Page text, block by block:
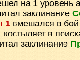
на 1 уровень
заклинание
1 вмешался в бой
костыляет в
заклинание